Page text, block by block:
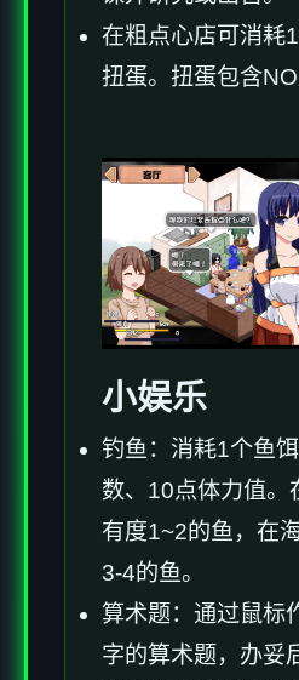
在粗点心店可消耗
扭蛋。扭蛋包含
小娱乐
钓鱼：消耗1个鱼
数、10点体力值。
有度1~2的鱼，在
3-4的鱼。
算术题：通过鼠标
字的算术题，办妥